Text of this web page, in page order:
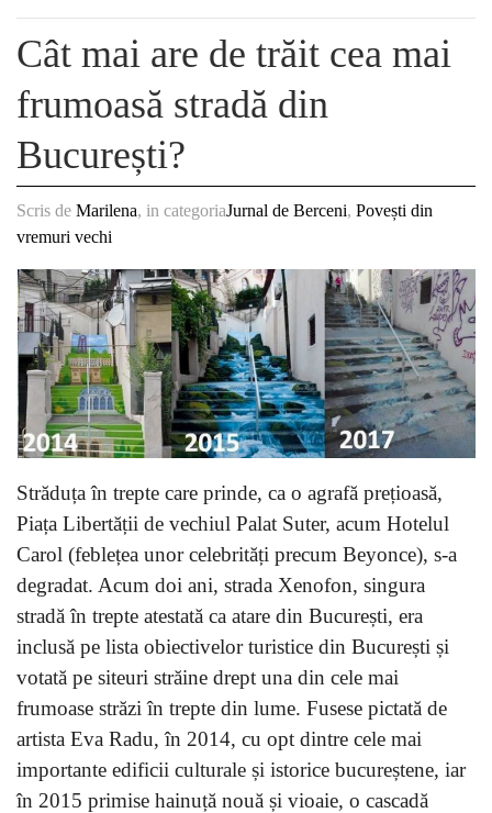
Cât mai are de trăit cea mai
frumoasă stradă din
București?
Scris de Marilena, in categoriaJurnal de Berceni, Povești din
vremuri vechi
Străduța în trepte care prinde, ca o agrafă prețioasă,
Piața Libertății de vechiul Palat Suter, acum Hotelul
Carol (feblețea unor celebrități precum Beyonce), s-a
degradat. Acum doi ani, strada Xenofon, singura
stradă în trepte atestată ca atare din București, era
inclusă pe lista obiectivelor turistice din București și
votată pe siteuri străine drept una din cele mai
frumoase străzi în trepte din lume. Fusese pictată de
artista Eva Radu, în 2014, cu opt dintre cele mai
importante edificii culturale și istorice bucureștene, iar
în 2015 primise hainuță nouă și vioaie, o cascadă